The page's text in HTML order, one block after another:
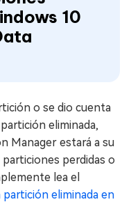
10
o se dio cuenta
eliminada,
Manager estará a su
particiones perdidas o
lea el
eliminada en